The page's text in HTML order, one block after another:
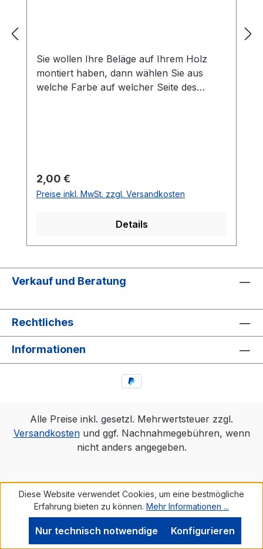
Sie wollen Ihre Beläge auf Ihrem Holz
montiert haben, dann wählen Sie aus
welche Farbe auf welcher Seite des
inklusive.Bei den Komplettschläger
müssen Sie KEINE Belag-Montage mit in
Regulärer Preis:
2,00 €
Preise inkl. MwSt. zzgl. Versandkosten
Details
Verkauf und Beratung
Rechtliches
Informationen
Alle Preise inkl. gesetzl. Mehrwertsteuer zzgl.
Versandkostenund ggf. Nachnahmegebühren, wenn
nicht anders angegeben.
Diese Website verwendet Cookies, um eine bestmögliche
Erfahrung bieten zu können. Mehr Informationen ...
Nur technisch notwendige Konfigurieren